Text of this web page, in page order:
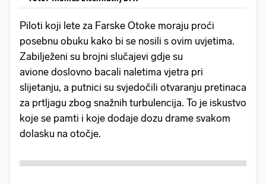
Piloti koji lete za Farske Otoke moraju proći
posebnu obuku kako bi se nosili s ovim uvjetima.
Zabilježeni su brojni slučajevi gdje su
avione doslovno bacali naletima vjetra pri
slijetanju, a putnici su svjedočili otvaranju pretinaca
za prtljagu zbog snažnih turbulencija. To je iskustvo
koje se pamti i koje dodaje dozu drame svakom
dolasku na otočje.